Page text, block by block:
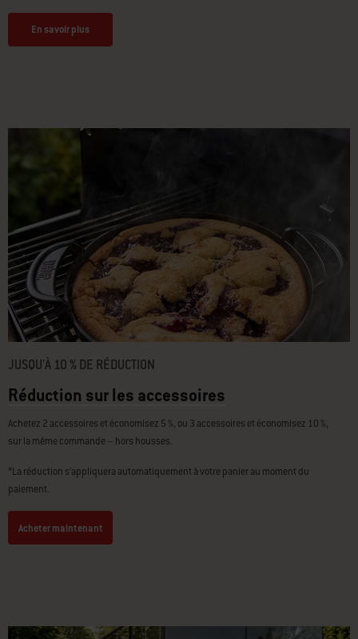
techniques BBQ.
En savoir plus
JUSQU'À 10 % DE RÉDUCTION
Réduction sur les accessoires
Achetez 2 accessoires et économisez 5 %, ou 3 accessoires et économisez 10 %,
*La réduction s'appliquera automatiquement à votre panier au moment du
paiement.
Acheter maintenant